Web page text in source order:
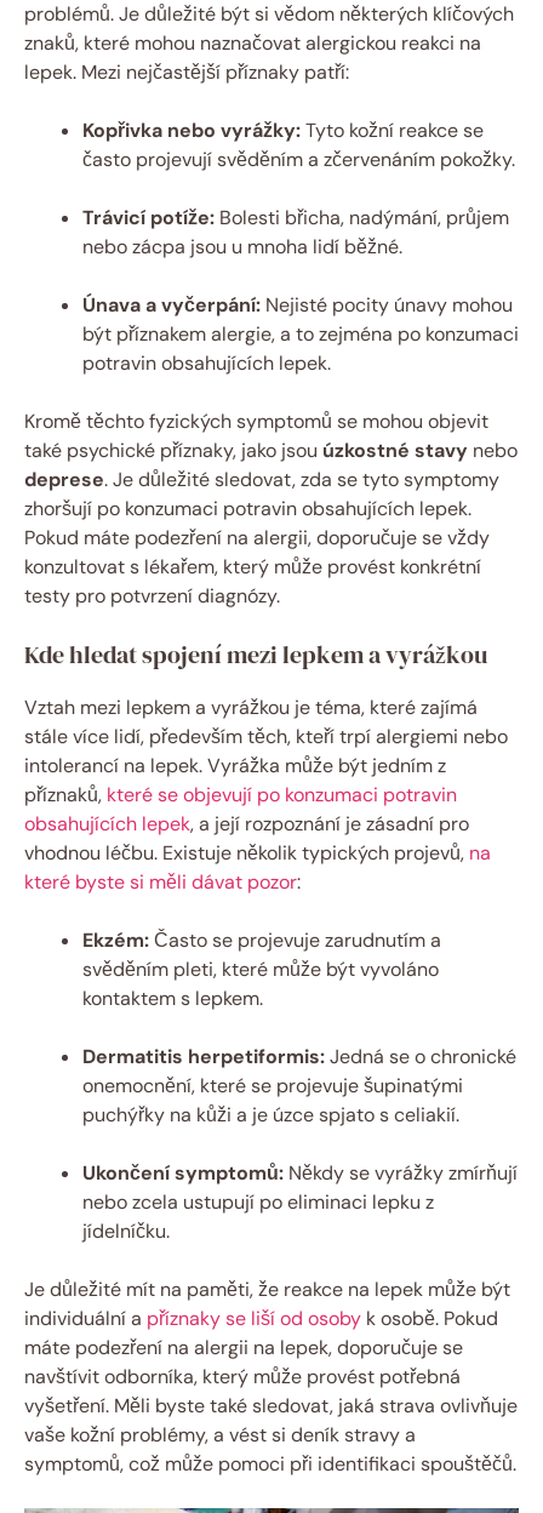
problémů. Je důležité být si vědom některých klíčových
znaků, které mohou naznačovat alergickou reakci na
lepek. Mezi nejčastější příznaky patří:
Kopřivka nebo vyrážky:Tyto kožní reakce se
často projevují svěděním a zčervenáním pokožky.
Trávicí potíže: Bolesti břicha, nadýmání, průjem
nebo zácpa jsou u mnoha lidí běžné.
Únava a vyčerpání: Nejisté pocity únavy mohou
být příznakem alergie, a to zejména po konzumaci
potravin obsahujících lepek.
Kromě těchto fyzických symptomů se mohou objevit
také psychické příznaky, jako jsou úzkostné stavy nebo
deprese. Je důležité sledovat, zda se tyto symptomy
zhoršují po konzumaci potravin obsahujících lepek.
Pokud máte podezření na alergii, doporučuje se vždy
konzultovat s lékařem, který může provést konkrétní
testy pro potvrzení diagnózy.
Kde hledat spojení mezi lepkem a vyrážkou
Vztah mezi lepkem a vyrážkou je téma, které zajímá
stále více lidí, především těch, kteří trpí alergiemi nebo
intolerancí na lepek. Vyrážka může být jedním z
příznaků, které se objevují po konzumaci potravin
obsahujících lepek, a její rozpoznání je zásadní pro
vhodnou léčbu. Existuje několik typických projevů, na
které byste si měli dávat pozor:
Ekzém:Často se projevuje zarudnutím a
svěděním pleti, které může být vyvoláno
kontaktem s lepkem.
Dermatitis herpetiformis:Jedná se o chronické
onemocnění, které se projevuje šupinatými
puchýřky na kůži a je úzce spjato s celiakií.
Ukončení symptomů: Někdy se vyrážky zmírňují
nebo zcela ustupují po eliminaci lepku z
jídelníčku.
Je důležité mít na paměti, že reakce na lepek může být
individuální a příznaky se liší od osoby k osobě. Pokud
máte podezření na alergii na lepek, doporučuje se
navštívit odborníka, který může provést potřebná
vyšetření. Měli byste také sledovat, jaká strava ovlivňuje
vaše kožní problémy, a vést si deník stravy a
symptomů, což může pomoci při identifikaci spouštěčů.